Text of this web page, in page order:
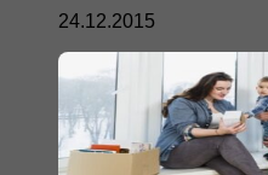
24.12.2015